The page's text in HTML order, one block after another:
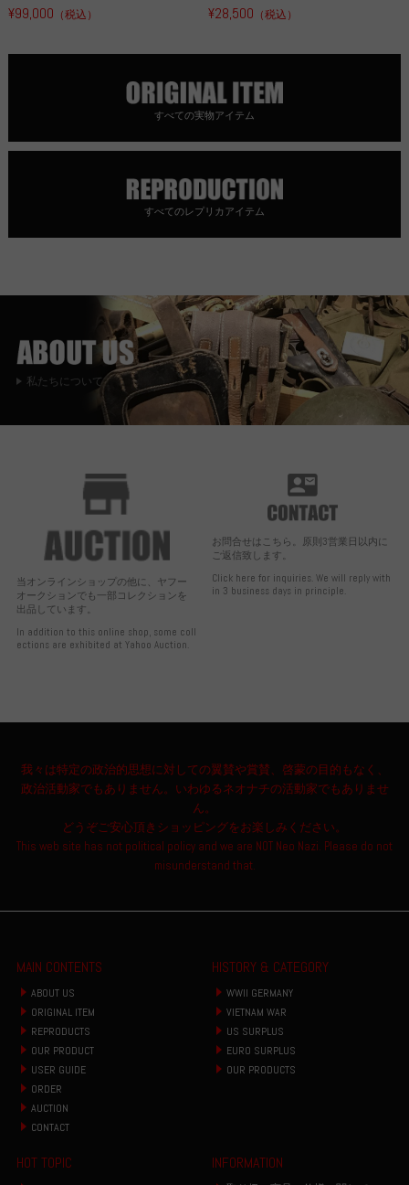
¥99,000 （税込） ¥28,500 （税込）
すべての実物アイテム
すべてのレプリカアイテム
私たちについて
当オンラインショップの他に、ヤフー
オークションでも一部コレクションを
出品しています。
In addition to this online shop, some coll
ections are exhibited at Yahoo Auction.
お問合せはこちら。原則3営業日以内に
ご返信致します。
Click here for inquiries. We will reply with
in 3 business days in principle.
我々は特定の政治的思想に対しての翼賛や賞賛、啓蒙の目的もなく、
政治活動家でもありません。いわゆるネオナチの活動家でもありませ
ん。
どうぞご安心頂きショッピングをお楽しみください。
This web site has not political policy and we are NOT Neo Nazi. Please do not
misunderstand that.
MAIN CONTENTS
ABOUT US
ORIGINAL ITEM
REPRODUCTS
OUR PRODUCT
USER GUIDE
ORDER
AUCTION
CONTACT
HISTORY & CATEGORY
WWII GERMANY
VIETNAM WAR
US SURPLUS
EURO SURPLUS
OUR PRODUCTS
HOT TOPIC INFORMATION